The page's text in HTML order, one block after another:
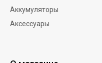
Аккумуляторы
Аксессуары